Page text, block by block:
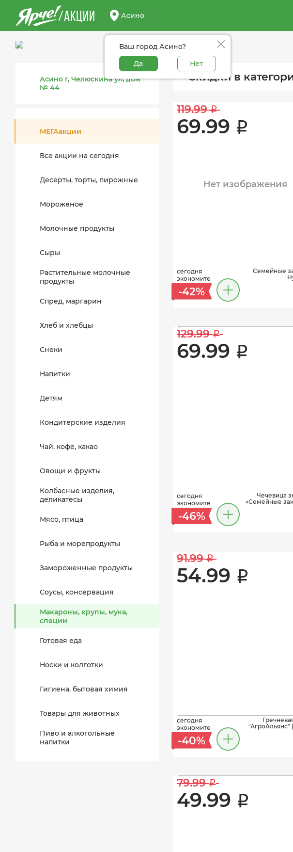
/АКЦИИ Асино
Ваш город Асино?
Да
Нет
Асино г, Челюскина ул, дом
№ 44
МЕГАакции
Все акции на сегодня
Десерты, торты, пирожные
Мороженое
Молочные продукты
Сыры
Растительные молочные
продукты
Спред, маргарин
Хлеб и хлебцы
Снеки
Напитки
Детям
Кондитерские изделия
Чай, кофе, какао
Овощи и фрукты
Колбасные изделия,
деликатесы
Мясо, птица
Рыба и морепродукты
Замороженные продукты
Соусы, консервация
Макароны, крупы, мука,
специи
Готовая еда
Носки и колготки
Гигиена, бытовая химия
Товары для животных
Пиво и алкогольные
напитки
Скидки в
119.99 i
69.99 i
Нет изображения
сегодня
экономите
-42%
Семейные
129.99 i
69.99 i
сегодня
экономите
-46%
Чечевица
«Семейные
91.99 i
54.99 i
сегодня
экономите
-40%
"АгроАльянс"
79.99 i
49.99 i